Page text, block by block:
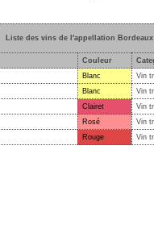
Liste des vins de l'appellation Bordeaux
Couleur
Blanc
Vin
Blanc
Vin
Clairet
Vin
Rosé
Vin
Rouge Vin